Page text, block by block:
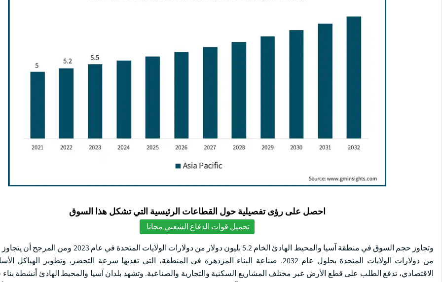
احصل على رؤى تفصيلية حول القطاعات الرئيسية التي تشكل هذا السوق
تحميل قوات الدفاع الشعبي مجانا
من دولارات الولايات المتحدة بحلول عام 2032. صناعة البناء المزدهرة في المنطقة، التي تغذيها سرعة التحضر، وتطوير
الاقتصادي، تدفع الطلب على قطع الأرض عبر مختلف المشاريع السكنية والتجارية والصناعية. وتشهد بلدان آسيا والمحيط الهادئ أنشطة بناء